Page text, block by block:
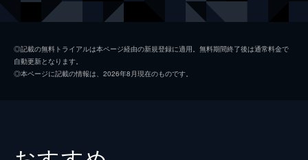
ロナルド・アレン
◎記載の無料トライアルは本ページ経由の新規登録に適用。無料期間終了後は通常料金で
自動更新となります。
◎本ページに記載の情報は、2026年8月現在のものです。